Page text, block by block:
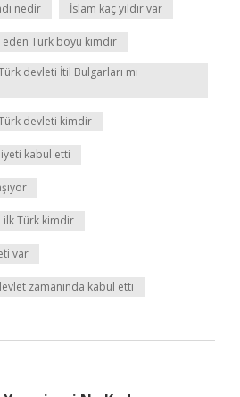
nedir İslam kaç yıldır var
Türk boyu kimdir
devleti İtil Bulgarları mı
devleti kimdir
kabul etti
ilk Türk kimdir
var
zamanında kabul etti